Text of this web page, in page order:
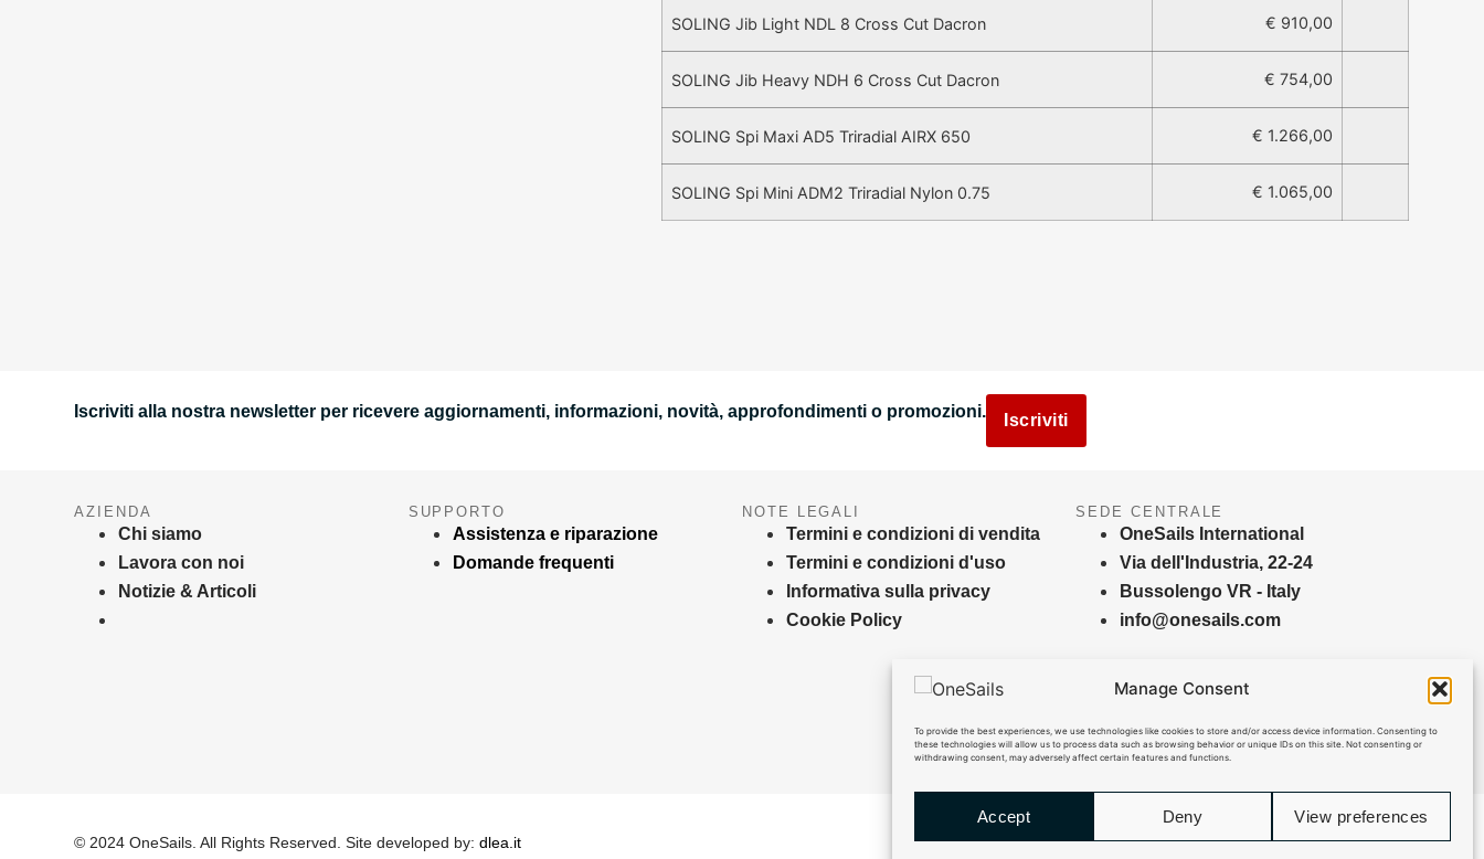
Manage Consent
To provide the best experiences, we use technologies like cookies to store and/or access device information. Consenting to
these technologies will allow us to process data such as browsing behavior or unique IDs on this site. Not consenting or
withdrawing consent, may adversely affect certain features and functions.
Accept Deny View preferences
SOLING Jib Light NDL 8 Cross Cut Dacron € 910,00
SOLING Jib Heavy NDH 6 Cross Cut Dacron € 754,00
SOLING Spi Maxi AD5 Triradial AIRX 650 € 1.266,00
SOLING Spi Mini ADM2 Triradial Nylon 0.75 € 1.065,00
Iscriviti alla nostra newsletter per ricevere aggiornamenti, informazioni, novità, approfondimenti o promozioni. Iscriviti
AZIENDA
Chi siamo
Lavora con noi
Notizie & Articoli
SUPPORTO
Assistenza e riparazione
Domande frequenti
NOTE LEGALI
Termini e condizioni di vendita
Termini e condizioni d'uso
Informativa sulla privacy
Cookie Policy
SEDE CENTRALE
OneSails International
Via dell'Industria, 22-24
Bussolengo VR - Italy
info@onesails.com
© 2024 OneSails. All Rights Reserved. Site developed by:dlea.it Sitemap